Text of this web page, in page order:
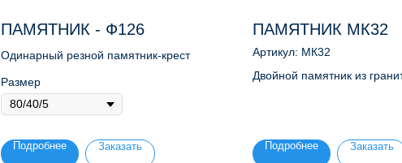
ПАМЯТНИК - Ф126
Одинарный резной памятник-крест
Размер
Подробнее Заказать
ПАМЯТНИК МК32
Артикул: МК32
Двойной памятник из
Подробнее Заказать